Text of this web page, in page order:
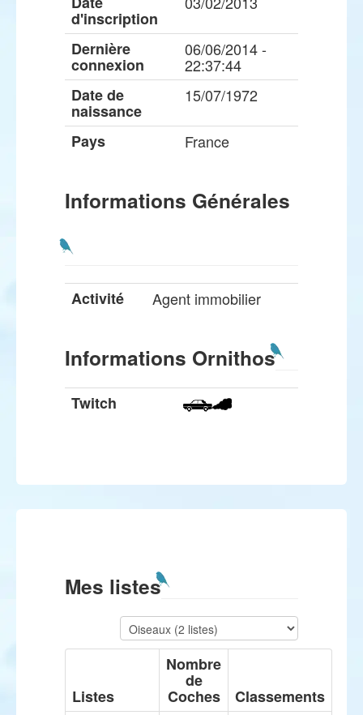
d'inscription
Dernière
connexion
06/06/2014 -
22:37:44
Date de
naissance
15/07/1972
Pays France
Informations Générales
Activité Agent immobilier
Informations Ornithos
Twitch
Mes listes
Listes
Nombre
de
Coches Classements